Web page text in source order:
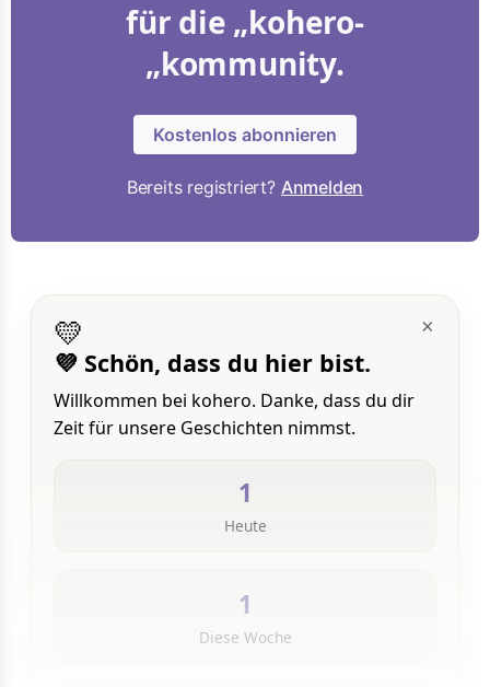
für die „kohero-
„kommunity.
Kostenlos abonnieren
Bereits registriert? Anmelden
×
💛
💜 Schön, dass du hier bist.
Willkommen bei kohero. Danke, dass du dir
Zeit für unsere Geschichten nimmst.
1
Heute
1
Diese Woche